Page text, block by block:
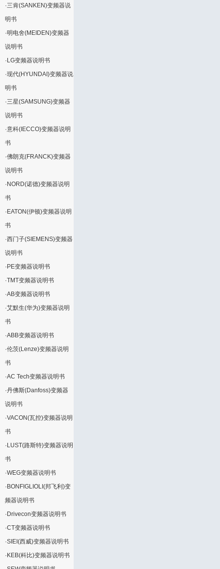
·三肯(SANKEN)变频器说
明书
·明电舍(MEIDEN)变频器
说明书
· LG变频器说明书
·现代(HYUNDAI)变频器说
明书
·三星(SAMSUNG)变频器
说明书
·意科(IECCO)变频器说明
书
·佛朗克(FRANCK)变频器
说明书
· NORD(诺德)变频器说明
书
· EATON(伊顿)变频器说明
书
·西门子(SIEMENS)变频器
说明书
· PE变频器说明书
·TMT变频器说明书
·AB变频器说明书
·艾默生(华为)变频器说明
书
·ABB变频器说明书
·伦茨(Lenze)变频器说明
书
·AC Tech变频器说明书
·丹佛斯(Danfoss)变频器
说明书
·VACON(瓦控)变频器说明
书
· LUST(路斯特)变频器说明
书
·WEG变频器说明书
· BONFIGLIOLI(邦飞利)变
频器说明书
· Drivecon变频器说明书
·CT变频器说明书
·SIEI(西威)变频器说明书
· KEB(科比)变频器说明书